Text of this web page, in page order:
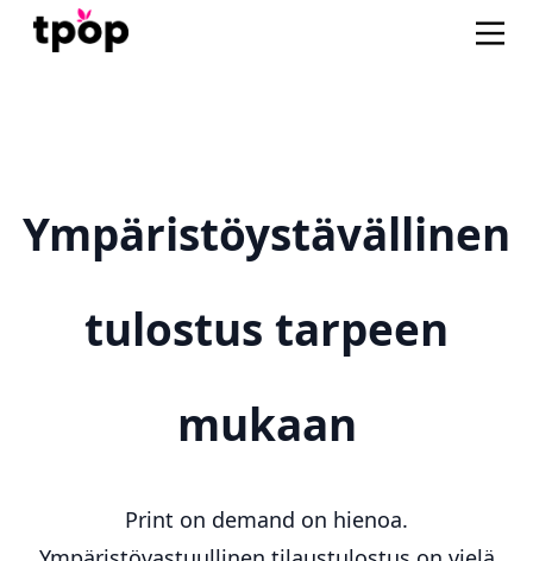
Ympäristöystävällinen
tulostus tarpeen
mukaan
Print on demand on hienoa.